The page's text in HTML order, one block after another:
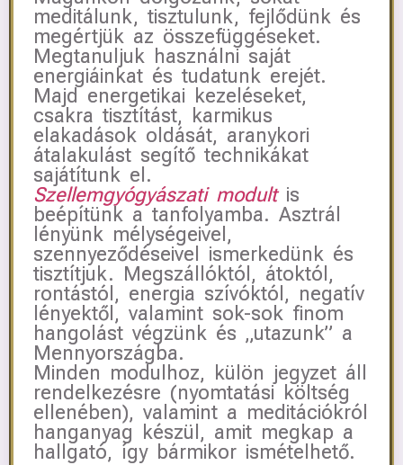
meditálunk, tisztulunk, fejlődünk és
megértjük az összefüggéseket.
Megtanuljuk használni saját
energiáinkat és tudatunk erejét.
Majd energetikai kezeléseket,
csakra tisztítást, karmikus
elakadások oldását, aranykori
átalakulást segítő technikákat
sajátítunk el.
Szellemgyógyászati modultis
beépítünk a tanfolyamba. Asztrál
lényünk mélységeivel,
szennyeződéseivel ismerkedünk és
tisztítjuk. Megszállóktól, átoktól,
rontástól, energia szívóktól, negatív
lényektől, valamint sok-sok finom
hangolást végzünk és „utazunk” a
Mennyországba.
Minden modulhoz, külön jegyzet áll
rendelkezésre (nyomtatási költség
ellenében), valamint a meditációkról
hanganyag készül, amit megkap a
hallgató, így bármikor ismételhető.